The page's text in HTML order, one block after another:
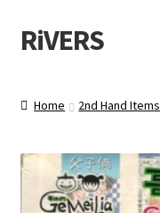
Skip
to
Skip
to
RiVERS
Home 2nd Hand Items